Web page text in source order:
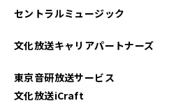
セントラルミュージック
文化放送キャリアパートナーズ
東京音研放送サービス
文化放送iCraft